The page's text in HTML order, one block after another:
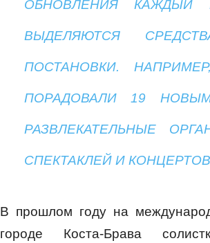
ОБНОВЛЕНИЯ КАЖДЫЙ
ВЫДЕЛЯЮТСЯ
ПОСТАНОВКИ.
ПОРАДОВАЛИ 19
РАЗВЛЕКАТЕЛЬНЫЕ
СПЕКТАКЛЕЙ И
В прошлом году на
городе Коста-Брава